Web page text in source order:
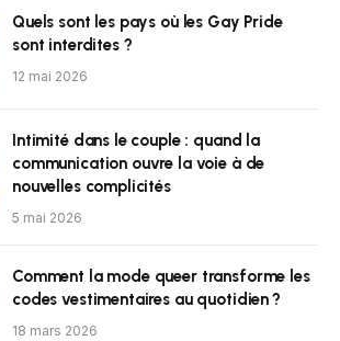
Quels sont les pays où les Gay Pride
sont interdites ?
12 mai 2026
Intimité dans le couple : quand la
communication ouvre la voie à de
nouvelles complicités
5 mai 2026
Comment la mode queer transforme les
codes vestimentaires au quotidien ?
18 mars 2026